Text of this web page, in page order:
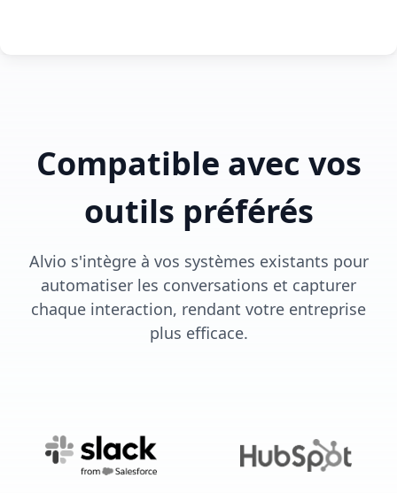
Compatible avec vos
outils préférés
Alvio s'intègre à vos systèmes existants pour
automatiser les conversations et capturer
chaque interaction, rendant votre entreprise
plus efficace.